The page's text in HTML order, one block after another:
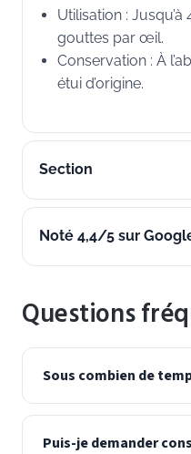
Utilisation : Jusqu’à
gouttes par œil.
Conservation : À
étui d’origine.
Section
Noté 4,4/5 sur
Questions
Sous combien de
Puis-je demander